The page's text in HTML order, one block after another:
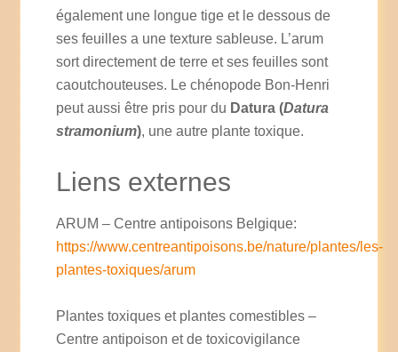
également une longue tige et le dessous de
ses feuilles a une texture sableuse. L’arum
sort directement de terre et ses feuilles sont
caoutchouteuses. Le chénopode Bon-Henri
peut aussi être pris pour du Datura (Datura
stramonium), une autre plante toxique.
Liens externes
ARUM – Centre antipoisons Belgique:
https://www.centreantipoisons.be/nature/plantes/les-
plantes-toxiques/arum
Plantes toxiques et plantes comestibles –
Centre antipoison et de toxicovigilance